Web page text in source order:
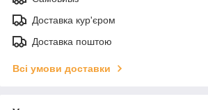
Доставка кур'єром
Доставка поштою
Всі умови доставки